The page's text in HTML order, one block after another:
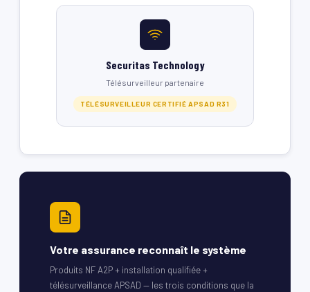
Securitas Technology
Télésurveilleur partenaire
TÉLÉSURVEILLEUR CERTIFIÉ APSAD R31
Votre assurance reconnaît le système
Produits NF A2P + installation qualifiée +
télésurveillance APSAD — les trois conditions que la